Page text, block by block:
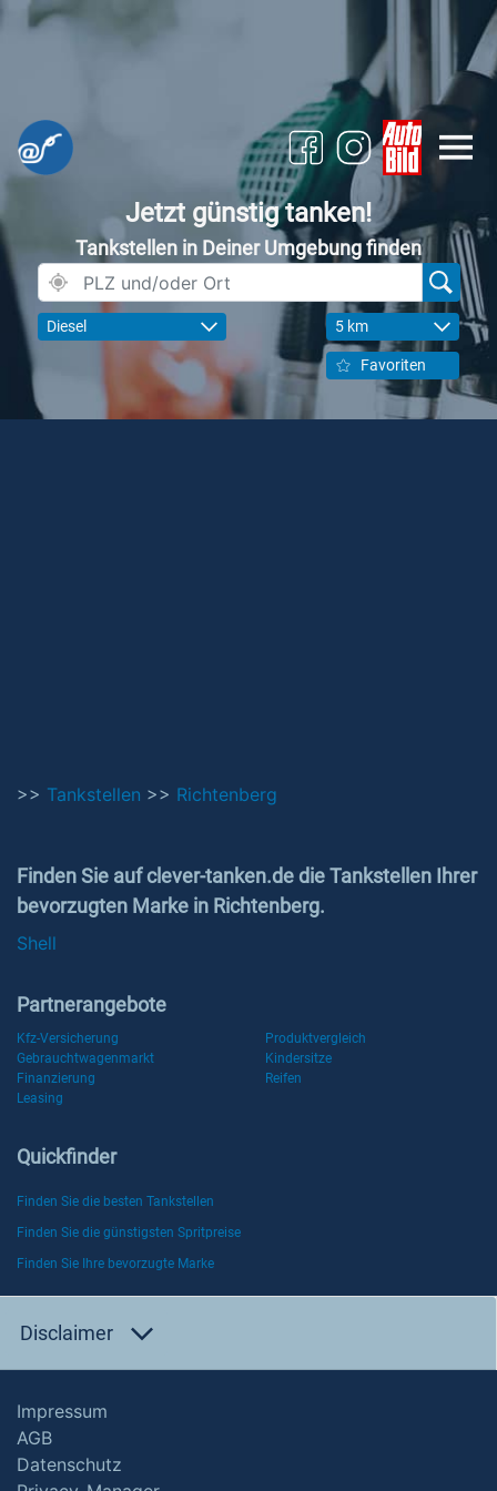
Jetzt günstig tanken!
Tankstellen in Deiner Umgebung finden
Diesel 5 km
Favoriten
>> Tankstellen >> Richtenberg
Finden Sie auf clever-tanken.de die Tankstellen Ihrer
bevorzugten Marke in Richtenberg.
Shell
Partnerangebote
Kfz-Versicherung
Produktvergleich
Gebrauchtwagenmarkt
Kindersitze
Finanzierung
Reifen
Leasing
Quickfinder
Finden Sie die besten Tankstellen
Finden Sie die günstigsten Spritpreise
Finden Sie Ihre bevorzugte Marke
Disclaimer
Impressum
AGB
Datenschutz